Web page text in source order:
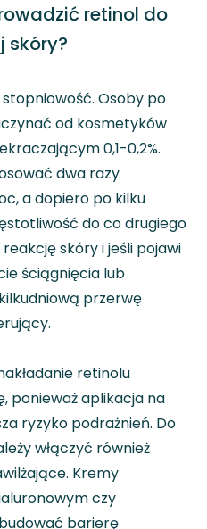
retinol do
skóry?
Osoby po
od kosmetyków
0,1-0,2%.
dwa razy
a dopiero po kilku
do co drugiego
skóry i jeśli pojawi
ściągnięcia lub
przerwę
retinolu
ponieważ aplikacja na
ryzyko podrażnień. Do
włączyć również
Kremy
czy
barierę